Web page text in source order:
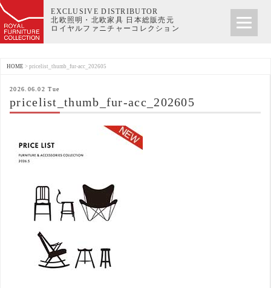
EXCLUSIVE DISTRIBUTOR
北欧照明・北欧家具 日本総販売元
ロイヤルファニチャーコレクション
HOME > pricelist_thumb_fur-acc_202605
2026.06.02 Tue
pricelist_thumb_fur-acc_202605